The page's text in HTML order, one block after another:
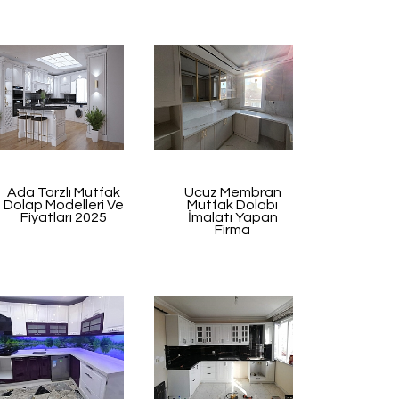
Ada Tarzlı Mutfak
Dolap Modelleri Ve
Fiyatları 2025
Ucuz Membran
Mutfak Dolabı
İmalatı Yapan
Firma